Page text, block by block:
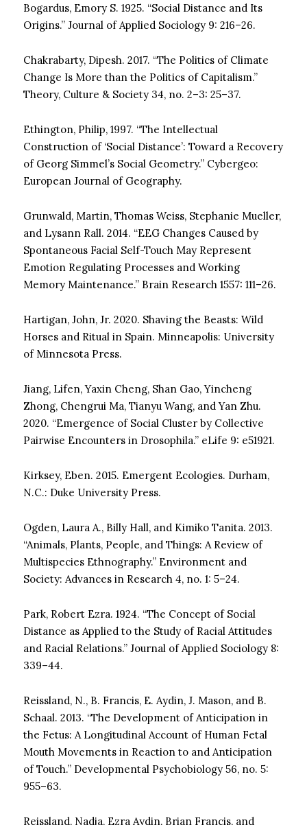
Bogardus, Emory S. 1925. “Social Distance and Its
Origins.” Journal of Applied Sociology 9: 216–26.
Chakrabarty, Dipesh. 2017. “The Politics of Climate
Change Is More than the Politics of Capitalism.”
Theory, Culture & Society 34, no. 2–3: 25–37.
Ethington, Philip, 1997. “The Intellectual
Construction of ‘Social Distance’: Toward a Recovery
of Georg Simmel’s Social Geometry.” Cybergeo:
European Journal of Geography.
Grunwald, Martin, Thomas Weiss, Stephanie Mueller,
and Lysann Rall. 2014. “EEG Changes Caused by
Spontaneous Facial Self-Touch May Represent
Emotion Regulating Processes and Working
Memory Maintenance.” Brain Research 1557: 111–26.
Hartigan, John, Jr. 2020. Shaving the Beasts: Wild
Horses and Ritual in Spain. Minneapolis: University
of Minnesota Press.
Jiang, Lifen, Yaxin Cheng, Shan Gao, Yincheng
Zhong, Chengrui Ma, Tianyu Wang, and Yan Zhu.
2020. “Emergence of Social Cluster by Collective
Pairwise Encounters in Drosophila.” eLife 9: e51921.
Kirksey, Eben. 2015. Emergent Ecologies. Durham,
N.C.: Duke University Press.
Ogden, Laura A., Billy Hall, and Kimiko Tanita. 2013.
“Animals, Plants, People, and Things: A Review of
Multispecies Ethnography.” Environment and
Society: Advances in Research 4, no. 1: 5–24.
Park, Robert Ezra. 1924. “The Concept of Social
Distance as Applied to the Study of Racial Attitudes
and Racial Relations.” Journal of Applied Sociology 8:
339–44.
Reissland, N., B. Francis, E. Aydin, J. Mason, and B.
Schaal. 2013. “The Development of Anticipation in
the Fetus: A Longitudinal Account of Human Fetal
Mouth Movements in Reaction to and Anticipation
of Touch.” Developmental Psychobiology 56, no. 5:
955–63.
Reissland, Nadja, Ezra Aydin, Brian Francis, and